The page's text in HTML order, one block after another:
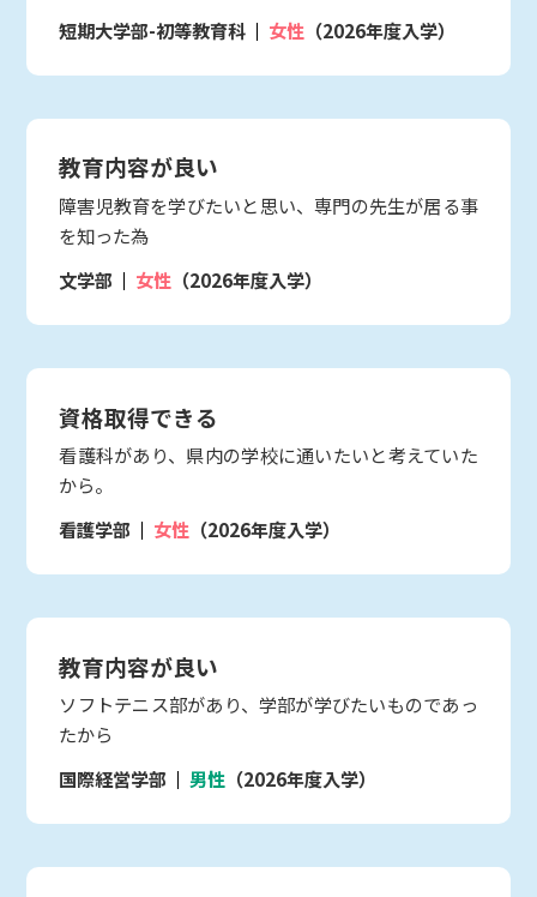
短期大学部-初等教育科
女性 （2026年度入学）
教育内容が良い
障害児教育を学びたいと思い、専門の先生が居る事
を知った為
文学部
女性 （2026年度入学）
資格取得できる
看護科があり、県内の学校に通いたいと考えていた
から。
看護学部
女性 （2026年度入学）
教育内容が良い
ソフトテニス部があり、学部が学びたいものであっ
たから
国際経営学部
男性 （2026年度入学）